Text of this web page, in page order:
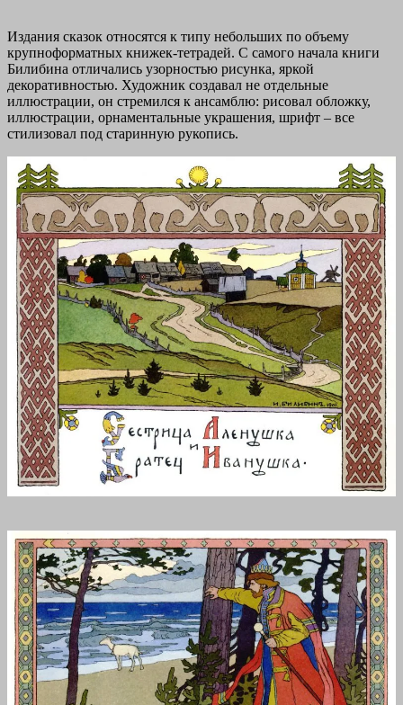
Издания сказок относятся к типу небольших по объему
крупноформатных книжек-тетрадей. С самого начала книги
Билибина отличались узорностью рисунка, яркой
декоративностью. Художник создавал не отдельные
иллюстрации, он стремился к ансамблю: рисовал обложку,
иллюстрации, орнаментальные украшения, шрифт – все
стилизовал под старинную рукопись.